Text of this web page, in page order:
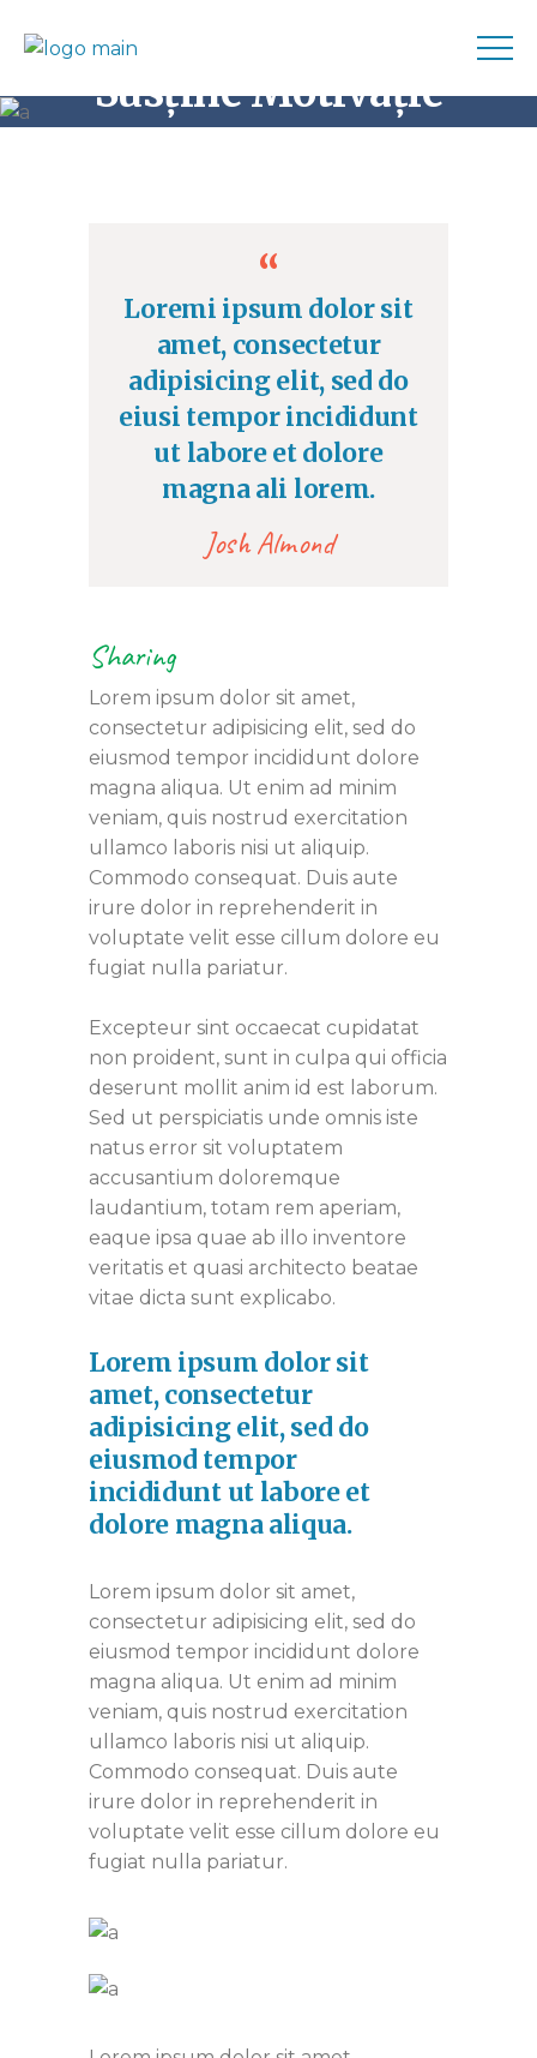
Susține Motivație
Loremi ipsum dolor sit
amet, consectetur
adipisicing elit, sed do
eiusi tempor incididunt
ut labore et dolore
magna ali lorem.
Josh Almond
Sharing
Lorem ipsum dolor sit amet,
consectetur adipisicing elit, sed do
eiusmod tempor incididunt dolore
magna aliqua. Ut enim ad minim
veniam, quis nostrud exercitation
ullamco laboris nisi ut aliquip.
Commodo consequat. Duis aute
irure dolor in reprehenderit in
voluptate velit esse cillum dolore eu
fugiat nulla pariatur.
Excepteur sint occaecat cupidatat
non proident, sunt in culpa qui officia
deserunt mollit anim id est laborum.
Sed ut perspiciatis unde omnis iste
natus error sit voluptatem
accusantium doloremque
laudantium, totam rem aperiam,
eaque ipsa quae ab illo inventore
veritatis et quasi architecto beatae
vitae dicta sunt explicabo.
Lorem ipsum dolor sit
amet, consectetur
adipisicing elit, sed do
eiusmod tempor
incididunt ut labore et
dolore magna aliqua.
Lorem ipsum dolor sit amet,
consectetur adipisicing elit, sed do
eiusmod tempor incididunt dolore
magna aliqua. Ut enim ad minim
veniam, quis nostrud exercitation
ullamco laboris nisi ut aliquip.
Commodo consequat. Duis aute
irure dolor in reprehenderit in
voluptate velit esse cillum dolore eu
fugiat nulla pariatur.